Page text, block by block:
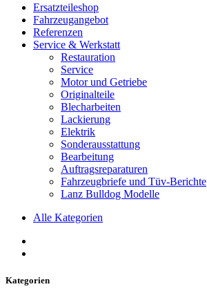
Ersatzteileshop
Fahrzeugangebot
Referenzen
Service & Werkstatt
Restauration
Service
Motor und Getriebe
Originalteile
Blecharbeiten
Lackierung
Elektrik
Sonderausstattung
Bearbeitung
Auftragsreparaturen
Fahrzeugbriefe und Tüv-Berichte
Lanz Bulldog Modelle
Alle Kategorien
Kategorien